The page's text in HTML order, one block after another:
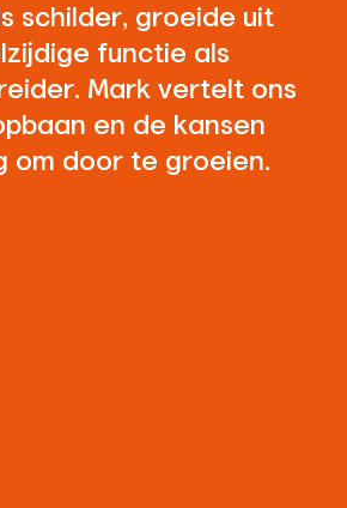
schilder, groeide uit
functie als
Mark vertelt ons
en de kansen
om door te groeien.